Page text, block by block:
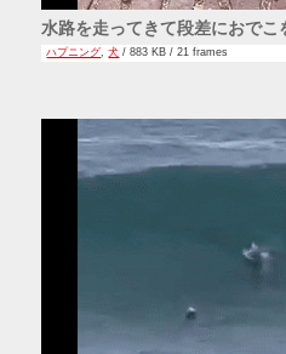
水路を走ってきて段差におでこ
ハプニング,犬 / 883 KB / 21 frames